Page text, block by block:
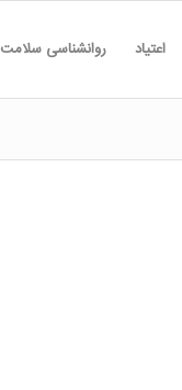
اعتیاد روانشناسی سلامت